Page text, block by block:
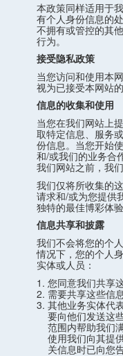
本政策同样适用于
有个人身份信息的
不拥有或管控的其
行为。
接受隐私政策
当您访问和使用本
视为已接受本网站
信息的收集和使用
当您在我们网站上
取特定信息、服务
份信息。当您开始
和/或我们的业务合
我们网站之前，我
我们仅将所收集的
请求和/或为您提供
独特的最佳博彩体验
信息共享和披露
我们不会将您的个
情况下，您的个人
实体或人员：
您同意我们共享
需要共享这些信
其他业务实体代
要向他们发送这
范围内帮助我们
使用我们向其提
关信息时已向您